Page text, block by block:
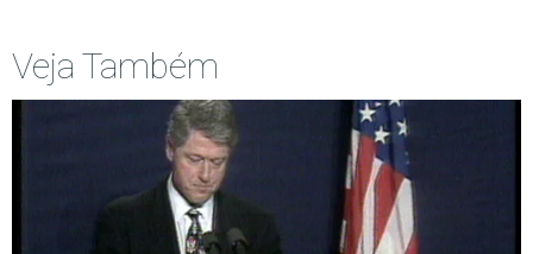
Veja Também